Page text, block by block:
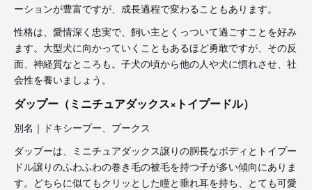
ーションが豊富ですが、成長過程で変わることもあります。
性格は、愛情深く忠実で、飼い主とくっついて過ごすことを好み
ます。大型犬に向かっていくこともあるほど勇敢ですが、その反
面、神経質なところも。子犬の頃から他の人や犬に慣れさせ、社
会性を養いましょう。
ダップー（ミニチュアダックス×トイプードル）
別名｜ドキシープー、プークス
ダップーは、ミニチュアダックス譲りの胴長なボディとトイプー
ドル譲りのふわふわの巻き毛の被毛を持つ子が多い傾向にありま
す。どちらに似てもクリッとした瞳と垂れ耳を持ち、とても可愛